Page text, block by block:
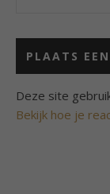
Deze site
Bekijk hoe je